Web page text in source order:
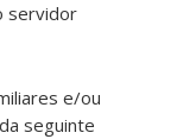
servidor
e/ou
seguinte